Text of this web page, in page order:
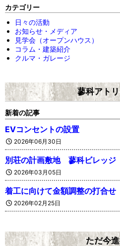
カテゴリー
日々の活動
お知らせ・メディア
見学会（オープンハウス）
コラム・建築紹介
クルマ・ガレージ
蓼科アト
新着の記事
EVコンセントの設置
2026年06月30日
別荘の計画敷地 蓼科ビレッジ
2026年03月05日
着工に向けて金額調整の打合
2026年02月25日
ただ今